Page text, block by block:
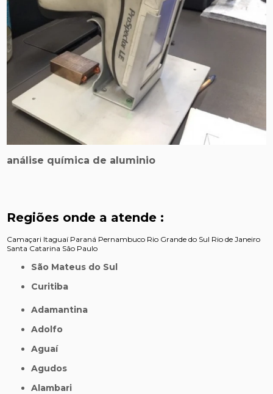
análise química de aluminio
Regiões onde a atende :
Camaçari Itaguaí Paraná Pernambuco Rio Grande do Sul Rio de Janeiro
Santa Catarina São Paulo
São Mateus do Sul
Curitiba
Adamantina
Adolfo
Aguaí
Agudos
Alambari